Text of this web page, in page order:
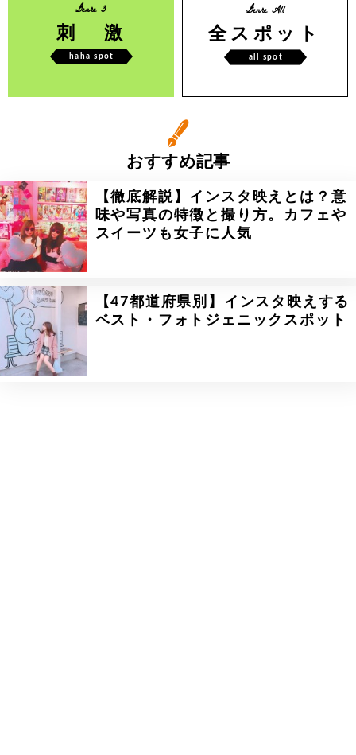
Genre 3
刺 激
haha spot
Genre All
全スポット
all spot
おすすめ記事
【徹底解説】インスタ映えとは？意
味や写真の特徴と撮り方。カフェや
スイーツも女子に人気
【47都道府県別】インスタ映えする
ベスト・フォトジェニックスポット